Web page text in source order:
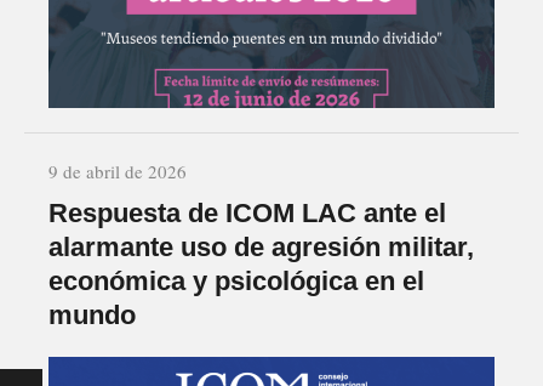
9 de abril de 2026
Respuesta de ICOM LAC ante el
alarmante uso de agresión militar,
económica y psicológica en el
mundo